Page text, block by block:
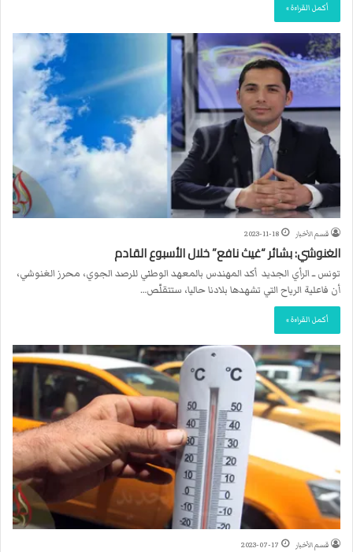
أكمل القراءة »
قسم الأخبار 2023-11-18
الغنوشي: بشائر “غيث نافع” خلال الأسبوع القادم
تونس ــ الرأي الجديد أكد المهندس بالمعهد الوطني للرصد الجوي، محرز الغنوشي،
أن فاعلية الرياح التي تشهدها بلادنا حاليا، ستتقلّص…
أكمل القراءة »
قسم الأخبار 2023-07-17